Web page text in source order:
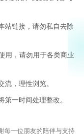
站链接，请勿私自去除
用，请勿用于各类商业
流，理性浏览。
第一时间处理整改。
每一位朋友的陪伴与支持